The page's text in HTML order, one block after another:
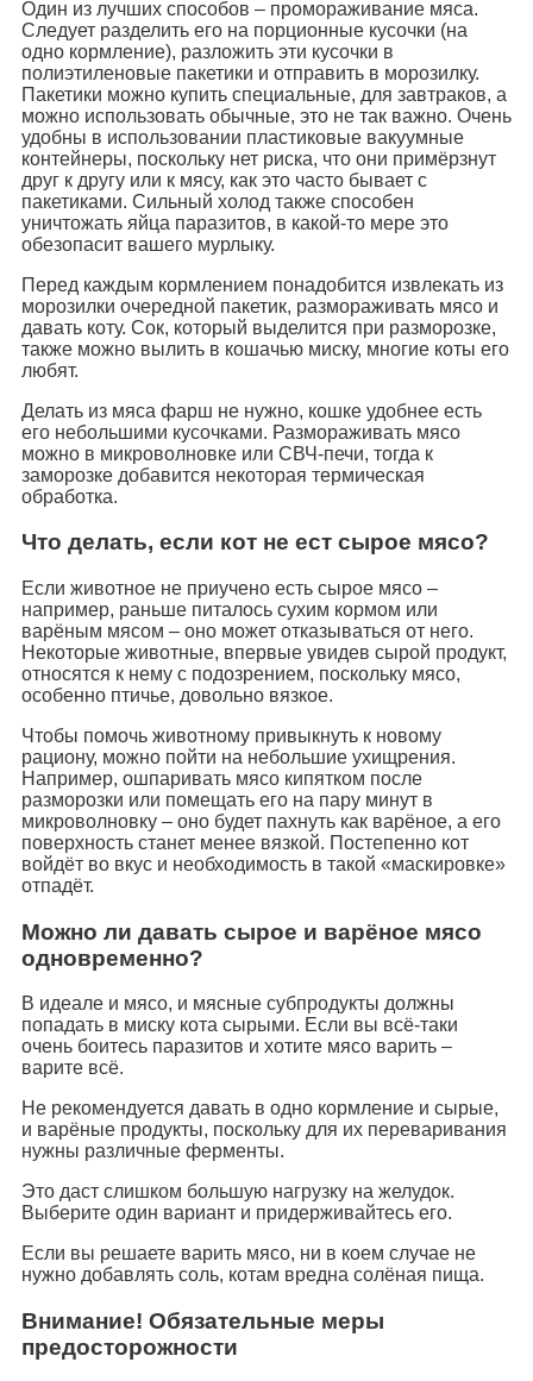
Один из лучших способов – промораживание мяса.
Следует разделить его на порционные кусочки (на
одно кормление), разложить эти кусочки в
полиэтиленовые пакетики и отправить в морозилку.
Пакетики можно купить специальные, для завтраков, а
можно использовать обычные, это не так важно. Очень
удобны в использовании пластиковые вакуумные
контейнеры, поскольку нет риска, что они примёрзнут
друг к другу или к мясу, как это часто бывает с
пакетиками. Сильный холод также способен
уничтожать яйца паразитов, в какой-то мере это
обезопасит вашего мурлыку.
Перед каждым кормлением понадобится извлекать из
морозилки очередной пакетик, размораживать мясо и
давать коту. Сок, который выделится при разморозке,
также можно вылить в кошачью миску, многие коты его
любят.
Делать из мяса фарш не нужно, кошке удобнее есть
его небольшими кусочками. Размораживать мясо
можно в микроволновке или СВЧ-печи, тогда к
заморозке добавится некоторая термическая
обработка.
Что делать, если кот не ест сырое мясо?
Если животное не приучено есть сырое мясо –
например, раньше питалось сухим кормом или
варёным мясом – оно может отказываться от него.
Некоторые животные, впервые увидев сырой продукт,
относятся к нему с подозрением, поскольку мясо,
особенно птичье, довольно вязкое.
Чтобы помочь животному привыкнуть к новому
рациону, можно пойти на небольшие ухищрения.
Например, ошпаривать мясо кипятком после
разморозки или помещать его на пару минут в
микроволновку – оно будет пахнуть как варёное, а его
поверхность станет менее вязкой. Постепенно кот
войдёт во вкус и необходимость в такой «маскировке»
отпадёт.
Можно ли давать сырое и варёное мясо
одновременно?
В идеале и мясо, и мясные субпродукты должны
попадать в миску кота сырыми. Если вы всё-таки
очень боитесь паразитов и хотите мясо варить –
варите всё.
Не рекомендуется давать в одно кормление и сырые,
и варёные продукты, поскольку для их переваривания
нужны различные ферменты.
Это даст слишком большую нагрузку на желудок.
Выберите один вариант и придерживайтесь его.
Если вы решаете варить мясо, ни в коем случае не
нужно добавлять соль, котам вредна солёная пища.
Внимание! Обязательные меры
предосторожности